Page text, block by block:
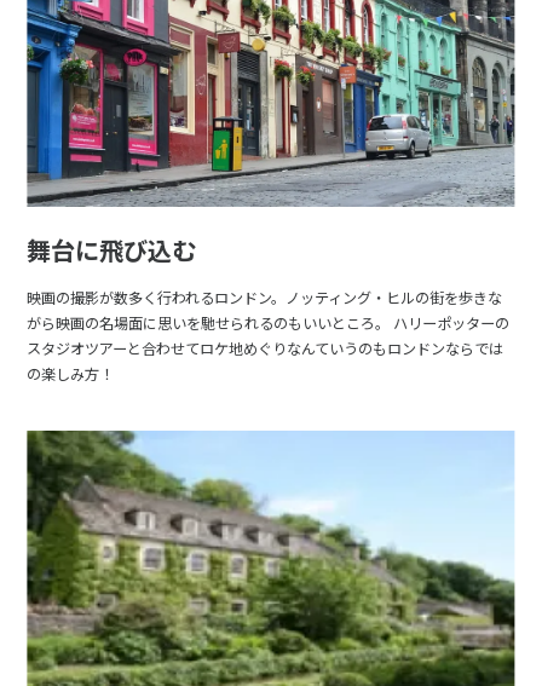
舞台に飛び込む
映画の撮影が数多く行われるロンドン。ノッティング・ヒルの街を歩きな
がら映画の名場面に思いを馳せられるのもいいところ。 ハリーポッターの
スタジオツアーと合わせてロケ地めぐりなんていうのもロンドンならでは
の楽しみ方！